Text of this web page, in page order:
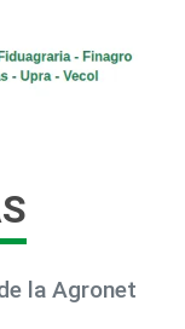
la Agronet